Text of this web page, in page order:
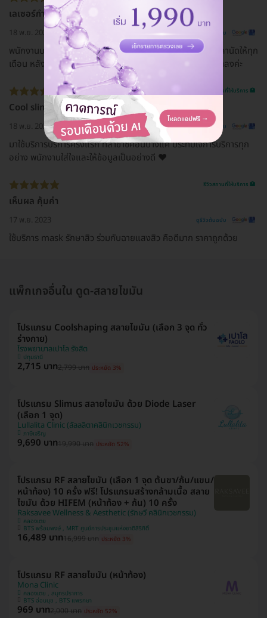
เลเซอร์กำจัดขน
18 พ.ย. 2023 ดูรีวิวต้นฉบับ
พนักงานบริการดี และให้บริการดี นัดคิวง่าย โทรมาคอนเฟิร์มเวลานัดให้ทุก
เดือน หลังจากมาทำทุกเดือนติดต่อกันประมาณ5เดือน ขนขึ้นช้าลงค่ะ
รีวิวสถานที่ให้บริการ 🏥
Cool slim
18 พ.ย. 2023 ดูรีวิวต้นฉบับ
มาใช้บริการบริการครั้งแรก ที่สาขาซีคอนบางแค ประทับใจการบริการทุก
อย่าง พนักงานใส่ใจและให้ข้อมูลเป็นอย่างดี ❤️
รีวิวสถานที่ให้บริการ 🏥
เห็นผล คุ้มค่า
17 พ.ย. 2023 ดูรีวิวต้นฉบับ
ใช้บริการ mask รักษาสิว ร่วมกับฉายแสงสิว คือดีมาก ราคาถูกด้วย
แพ็กเกจอื่นใน ดูด-สลายไขมัน
โปรแกรม Coolshaping สลายไขมัน (เลือก 3 จุด ทั่ว
ร่างกาย)
โรงพยาบาลเปาโล รังสิต
ปทุมธานี
2,715 บาท2,799 บาท ประหยัด 3%
โปรแกรม Slimus สลายไขมัน ด้วย Diode Laser
(เลือก 1 จุด)
Lullalita Clinic (ลัลลลิตาคลินิกเวชกรรม)
ภาษีเจริญ
9,690 บาท19,990 บาท ประหยัด 52%
โปรแกรม RF สลายไขมัน (เลือก 1 จุด ต้นขา/ก้น/แขน/
หน้าท้อง) 10 ครั้ง ฟรี! โปรแกรมสร้างกล้ามเนื้อ สลาย
ไขมัน ด้วย HIFEM (หน้าท้อง + ก้น) 10 ครั้ง
Raksavee Wellness & Aesthetic (รักษวี คลินิกเวชกรรม)
คลองเตย
BTS พร้อมพงษ์ , MRT ศูนย์การประชุมแห่งชาติสิริกิติ์
16,489 บาท16,999 บาท ประหยัด 3%
โปรแกรม RF สลายไขมัน (หน้าท้อง)
Mona Clinic
คลองเตย , สมุทรปราการ
BTS อ่อนนุช , BTS แพรกษา
969 บาท2,000 บาท ประหยัด 52%